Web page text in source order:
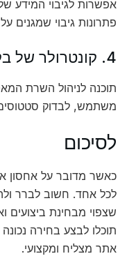
אפשרות לגיבוי המידע
פתרונות גיבוי שמגנים
4. קונטרולר של בקרה
תוכנה לניהול השרת
משתמש, לבדוק
לסיכום
כאשר מדובר על אחסון
לכל אחד. חשוב לברר
שצפוי מבחינת ביצועים
תוכלו לבצע בחירה
אתר מצליח ומקצועי.